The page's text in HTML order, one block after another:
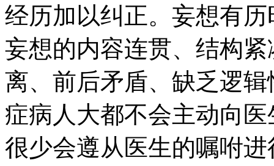
经历加以纠正。妄想有
妄想的内容连贯、结构
离、前后矛盾、缺乏逻
症病人大都不会主动向
很少会遵从医生的嘱咐